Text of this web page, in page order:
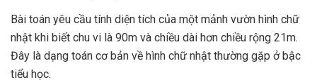
Bài toán yêu cầu tính diện tích của một mảnh vườn hình chữ
nhật khi biết chu vi là 90m và chiều dài hơn chiều rộng 21m.
Đây là dạng toán cơ bản về hình chữ nhật thường gặp ở bậc
tiểu học.